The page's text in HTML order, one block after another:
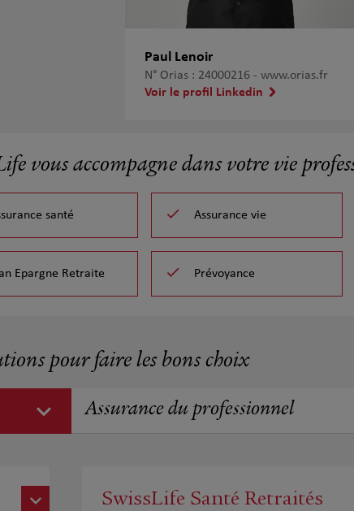
Paul Lenoir
N° Orias : 24000216 - www.orias.fr
Voir le profil Linkedin
vous accompagne dans votre vie
santé Assurance vie
Epargne Retraite Prévoyance
pour faire les bons choix
Assurance du professionnel
SwissLife Santé Retraités